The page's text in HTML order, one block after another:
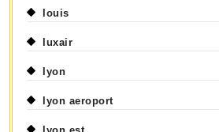
louis
luxair
lyon
lyon aeroport